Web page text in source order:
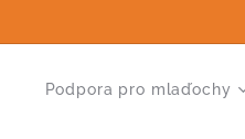
Podpora pro mlaďochy